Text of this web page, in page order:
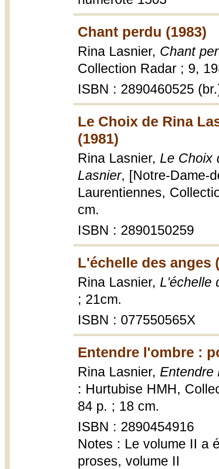
Chant perdu (1983)
Rina Lasnier, Chant
Collection Radar ; 9,
ISBN : 2890460525
Le Choix de Rina
(1981)
Rina Lasnier, Le Choix
Lasnier, [Notre-Dame-
Laurentiennes,
cm.
ISBN : 2890150259
L'échelle des anges
Rina Lasnier, L'échelle
; 21cm.
ISBN : 077550565X
Entendre l'ombre :
Rina Lasnier, Entendre
: Hurtubise HMH,
84 p. ; 18 cm.
ISBN : 2890454916
Notes : Le volume II a
proses, volume II